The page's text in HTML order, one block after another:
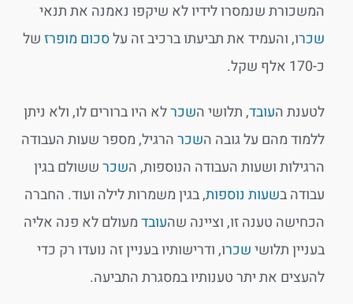
המשכורת שנמסרו לידיו לא שיקפו נאמנה את תנאי
שכרו, והעמיד את תביעתו ברכיב זה עלסכום מופרזשל
כ-170 אלף שקל.
לטענת העובד, תלושי השכרלא היו ברורים לו, ולא ניתן
ללמוד מהם על גובה השכרהרגיל, מספר שעות העבודה
הרגילות ושעות העבודה הנוספות, השכרששולם בגין
עבודה בשעות נוספות, בגין משמרות לילה ועוד. החברה
הכחישה טענה זו, וציינה שהעובדמעולם לא פנה אליה
בעניין תלושישכרו, ודרישותיו בעניין זה נועדו רק כדי
להעצים את יתר טענותיו במסגרת התביעה.